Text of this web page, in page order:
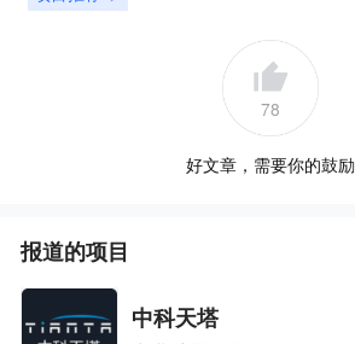
78
好文章，需要你的鼓励
报道的项目
中科天塔